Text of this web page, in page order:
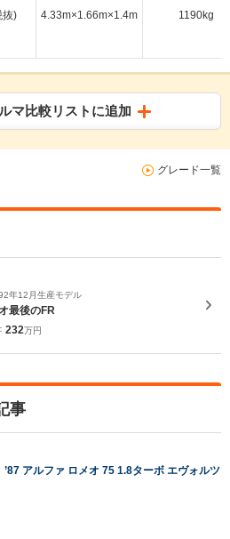
抜) 4.33m×1.66m×1.4m 1190kg
マ比較リストに追加
グレード一覧
年12月生産モデル
最後のFR
232万円
事
’87 アルファ ロメオ 75 1.8ターボ エヴォルツ